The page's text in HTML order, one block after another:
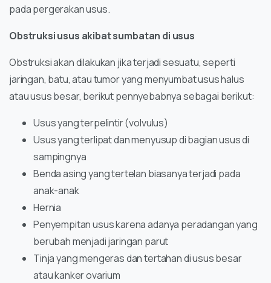
pada pergerakan usus.
Obstruksi usus akibat sumbatan di usus
Obstruksi akan dilakukan jika terjadi sesuatu, seperti
jaringan, batu, atau tumor yang menyumbat usus halus
atau usus besar, berikut pennyebabnya sebagai berikut:
Usus yang terpelintir (volvulus)
Usus yang terlipat dan menyusup di bagian usus di
sampingnya
Benda asing yang tertelan biasanya terjadi pada
anak-anak
Hernia
Penyempitan usus karena adanya peradangan yang
berubah menjadi jaringan parut
Tinja yang mengeras dan tertahan di usus besar
atau kanker ovarium